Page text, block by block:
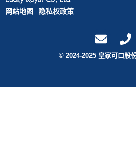
网站地图 隐私权政策
© 2024-2025 皇家可口股